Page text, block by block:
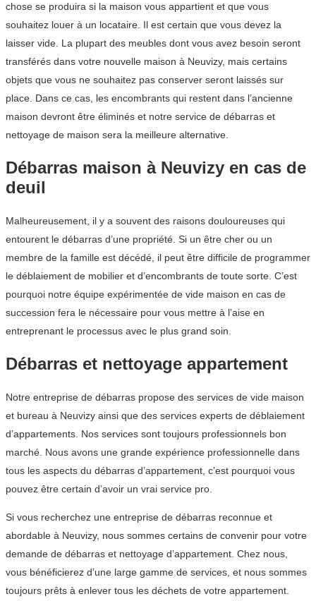
chose se produira si la maison vous appartient et que vous
souhaitez louer à un locataire. Il est certain que vous devez la
laisser vide. La plupart des meubles dont vous avez besoin seront
transférés dans votre nouvelle maison à Neuvizy, mais certains
objets que vous ne souhaitez pas conserver seront laissés sur
place. Dans ce cas, les encombrants qui restent dans l’ancienne
maison devront être éliminés et notre service de débarras et
nettoyage de maison sera la meilleure alternative.
Débarras maison à Neuvizy en cas de
deuil
Malheureusement, il y a souvent des raisons douloureuses qui
entourent le débarras d’une propriété. Si un être cher ou un
membre de la famille est décédé, il peut être difficile de programmer
le déblaiement de mobilier et d’encombrants de toute sorte. C’est
pourquoi notre équipe expérimentée de vide maison en cas de
succession fera le nécessaire pour vous mettre à l’aise en
entreprenant le processus avec le plus grand soin.
Débarras et nettoyage appartement
Notre entreprise de débarras propose des services de vide maison
et bureau à Neuvizy ainsi que des services experts de déblaiement
d’appartements. Nos services sont toujours professionnels bon
marché. Nous avons une grande expérience professionnelle dans
tous les aspects du débarras d’appartement, c’est pourquoi vous
pouvez être certain d’avoir un vrai service pro.
Si vous recherchez une entreprise de débarras reconnue et
abordable à Neuvizy, nous sommes certains de convenir pour votre
demande de débarras et nettoyage d’appartement. Chez nous,
vous bénéficierez d’une large gamme de services, et nous sommes
toujours prêts à enlever tous les déchets de votre appartement.